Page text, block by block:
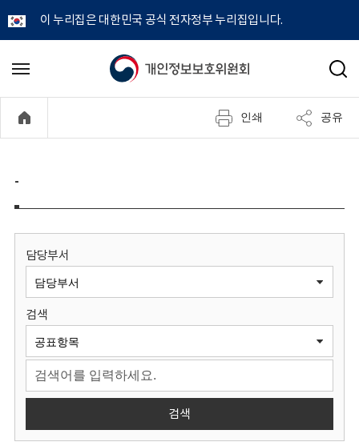
이 누리집은 대한민국 공식 전자정부 누리집입니다.
개
정
보
원
회
메
기
검
인쇄 공유
-
담당부서
검색
검색